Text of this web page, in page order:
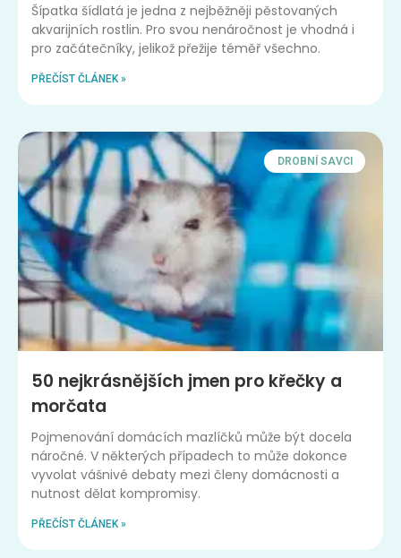
Šípatka šídlatá je jedna z nejběžněji pěstovaných
akvarijních rostlin. Pro svou nenáročnost je vhodná i
pro začátečníky, jelikož přežije téměř všechno.
PŘEČÍST ČLÁNEK »
DROBNÍ SAVCI
50 nejkrásnějších jmen pro křečky a
morčata
Pojmenování domácích mazlíčků může být docela
náročné. V některých případech to může dokonce
vyvolat vášnivé debaty mezi členy domácnosti a
nutnost dělat kompromisy.
PŘEČÍST ČLÁNEK »